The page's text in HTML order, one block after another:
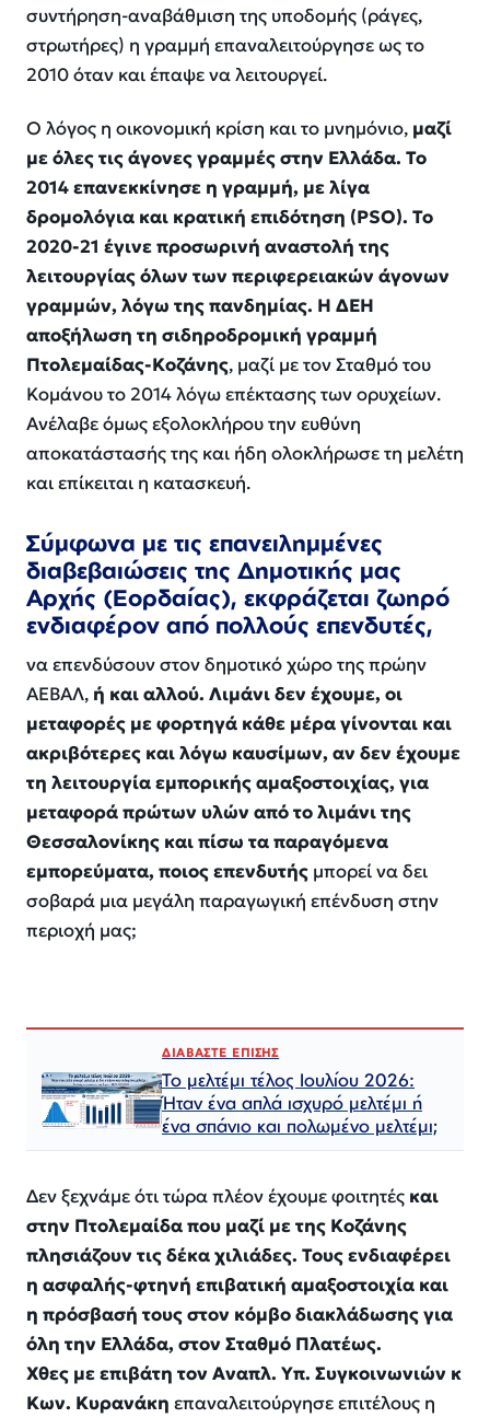
συντήρηση-αναβάθμιση της υποδομής (ράγες,
στρωτήρες) η γραμμή επαναλειτούργησε ως το
2010 όταν και έπαψε να λειτουργεί.
Ο λόγος η οικονομική κρίση και το μνημόνιο, μαζί
με όλες τις άγονες γραμμές στην Ελλάδα. Το
2014 επανεκκίνησε η γραμμή, με λίγα
δρομολόγια και κρατική επιδότηση (PSO). Το
2020-21 έγινε προσωρινή αναστολή της
λειτουργίας όλων των περιφερειακών άγονων
γραμμών, λόγω της πανδημίας. Η ΔΕΗ
αποξήλωση τη σιδηροδρομική γραμμή
Πτολεμαίδας-Κοζάνης, μαζί με τον Σταθμό του
Κομάνου το 2014 λόγω επέκτασης των ορυχείων.
Ανέλαβε όμως εξολοκλήρου την ευθύνη
αποκατάστασής της και ήδη ολοκλήρωσε τη μελέτη
και επίκειται η κατασκευή.
Σύμφωνα με τις επανειλημμένες
διαβεβαιώσεις της Δημοτικής μας
Αρχής (Εορδαίας), εκφράζεται ζωηρό
ενδιαφέρον από πολλούς επενδυτές,
να επενδύσουν στον δημοτικό χώρο της πρώην
ΑΕΒΑΛ, ή και αλλού. Λιμάνι δεν έχουμε, οι
μεταφορές με φορτηγά κάθε μέρα γίνονται και
ακριβότερες και λόγω καυσίμων, αν δεν έχουμε
τη λειτουργία εμπορικής αμαξοστοιχίας, για
μεταφορά πρώτων υλών από το λιμάνι της
Θεσσαλονίκης και πίσω τα παραγόμενα
εμπορεύματα, ποιος επενδυτής μπορεί να δει
σοβαρά μια μεγάλη παραγωγική επένδυση στην
περιοχή μας;
ΔΙΑΒΑΣΤΕ ΕΠΙΣΗΣ
Το μελτέμι τέλος Ιουλίου 2026:
Ήταν ένα απλά ισχυρό μελτέμι ή
ένα σπάνιο και πολωμένο μελτέμι;
Δεν ξεχνάμε ότι τώρα πλέον έχουμε φοιτητές και
στην Πτολεμαίδα που μαζί με της Κοζάνης
πλησιάζουν τις δέκα χιλιάδες. Τους ενδιαφέρει
η ασφαλής-φτηνή επιβατική αμαξοστοιχία και
η πρόσβασή τους στον κόμβο διακλάδωσης για
όλη την Ελλάδα, στον Σταθμό Πλατέως.
Χθες με επιβάτη τον Αναπλ. Υπ. Συγκοινωνιών κ
Κων. Κυρανάκη επαναλειτούργησε επιτέλους η